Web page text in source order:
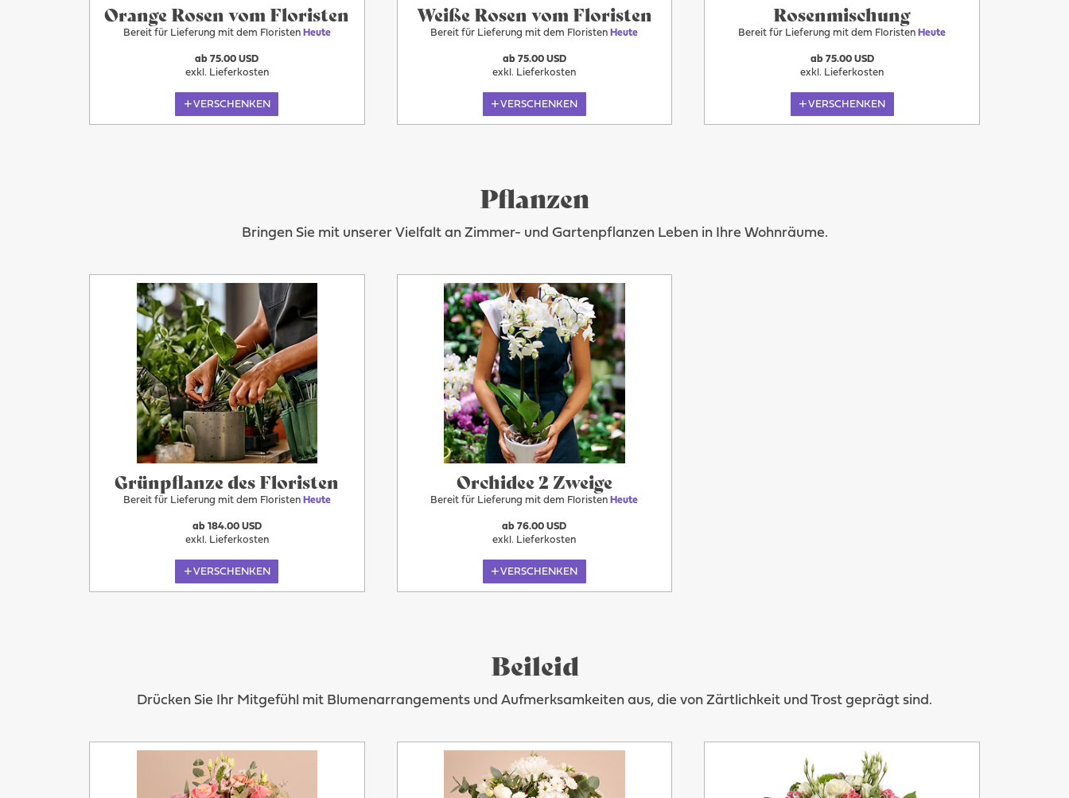
Orange Rosen vom Floristen
Bereit für Lieferung mit dem Floristen Heute
ab 75.00 USD
exkl. Lieferkosten
VERSCHENKEN
Weiße Rosen vom Floristen
Bereit für Lieferung mit dem Floristen Heute
Heute
ab 75.00 USD
exkl. Lieferkosten
VERSCHENKEN
Rosenmischung
Bereit für Lieferung mit dem Floristen Heute
ab 75.00 USD
exkl. Lieferkosten
VERSCHENKEN
Pflanzen
Bringen Sie mit unserer Vielfalt an Zimmer- und Gartenpflanzen Leben in Ihre Wohnräume.
Grünpflanze des Floristen
Bereit für Lieferung mit dem Floristen Heute
Heute
ab 184.00 USD
exkl. Lieferkosten
VERSCHENKEN
Orchidee 2 Zweige
Bereit für Lieferung mit dem Floristen Heute
ab 76.00 USD
exkl. Lieferkosten
VERSCHENKEN
Beileid
Drücken Sie Ihr Mitgefühl mit Blumenarrangements und Aufmerksamkeiten aus, die von Zärtlichkeit und Trost geprägt sind.